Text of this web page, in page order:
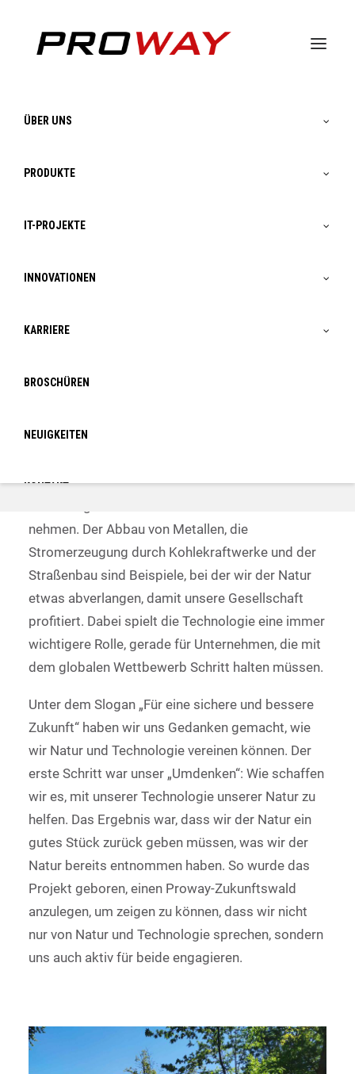
ÜBER UNS
PRODUKTE
IT-PROJEKTE
INNOVATIONEN
KARRIERE
BROSCHÜREN
NEUIGKEITEN
KONTAKT
Proway - Zukunftswald
nehmen. Der Abbau von Metallen, die
Stromerzeugung durch Kohlekraftwerke und der
Straßenbau sind Beispiele, bei der wir der Natur
etwas abverlangen, damit unsere Gesellschaft
profitiert. Dabei spielt die Technologie eine immer
wichtigere Rolle, gerade für Unternehmen, die mit
dem globalen Wettbewerb Schritt halten müssen.
Unter dem Slogan „Für eine sichere und bessere
Zukunft“ haben wir uns Gedanken gemacht, wie
wir Natur und Technologie vereinen können. Der
erste Schritt war unser „Umdenken“: Wie schaffen
wir es, mit unserer Technologie unserer Natur zu
helfen. Das Ergebnis war, dass wir der Natur ein
gutes Stück zurück geben müssen, was wir der
Natur bereits entnommen haben. So wurde das
Projekt geboren, einen Proway-Zukunftswald
anzulegen, um zeigen zu können, dass wir nicht
nur von Natur und Technologie sprechen, sondern
uns auch aktiv für beide engagieren.